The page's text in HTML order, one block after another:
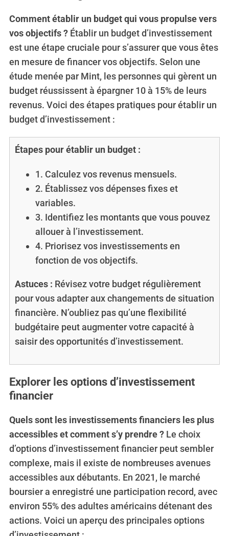
Comment établir un budget qui vous propulse vers
vos objectifs ?Établir un budget d’investissement
est une étape cruciale pour s’assurer que vous êtes
en mesure de financer vos objectifs. Selon une
étude menée par Mint, les personnes qui gèrent un
budget réussissent à épargner 10 à 15% de leurs
revenus. Voici des étapes pratiques pour établir un
budget d’investissement :
Étapes pour établir un budget :
1. Calculez vos revenus mensuels.
2. Établissez vos dépenses fixes et
variables.
3. Identifiez les montants que vous pouvez
allouer à l’investissement.
4. Priorisez vos investissements en
fonction de vos objectifs.
Astuces : Révisez votre budget régulièrement
pour vous adapter aux changements de situation
financière. N’oubliez pas qu’une flexibilité
budgétaire peut augmenter votre capacité à
saisir des opportunités d’investissement.
Explorer les options d’investissement
financier
Quels sont les investissements financiers les plus
accessibles et comment s’y prendre ?Le choix
d’options d’investissement financier peut sembler
complexe, mais il existe de nombreuses avenues
accessibles aux débutants. En 2021, le marché
boursier a enregistré une participation record, avec
environ 55% des adultes américains détenant des
actions. Voici un aperçu des principales options